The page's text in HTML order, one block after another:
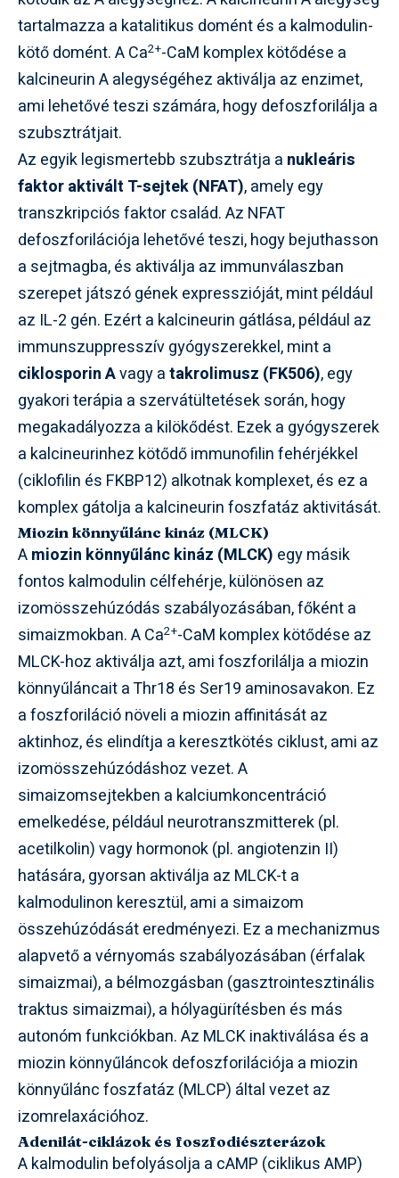
tartalmazza a katalitikus domént és a kalmodulin-
kötő domént. A Ca2+-CaM komplex kötődése a
kalcineurin A alegységéhez aktiválja az enzimet,
ami lehetővé teszi számára, hogy defoszforilálja a
szubsztrátjait.
Az egyik legismertebb szubsztrátja a nukleáris
faktor aktivált T-sejtek (NFAT), amely egy
transzkripciós faktor család. Az NFAT
defoszforilációja lehetővé teszi, hogy bejuthasson
a sejtmagba, és aktiválja az immunválaszban
szerepet játszó gének expresszióját, mint például
az IL-2 gén. Ezért a kalcineurin gátlása, például az
immunszuppresszív gyógyszerekkel, mint a
ciklosporin Avagy atakrolimusz (FK506), egy
gyakori terápia a szervátültetések során, hogy
megakadályozza a kilökődést. Ezek a gyógyszerek
a kalcineurinhez kötődő immunofilin fehérjékkel
(ciklofilin és FKBP12) alkotnak komplexet, és ez a
komplex gátolja a kalcineurin foszfatáz aktivitását.
Miozin könnyűlánc kináz (MLCK)
Amiozin könnyűlánc kináz (MLCK) egy másik
fontos kalmodulin célfehérje, különösen az
izomösszehúzódás szabályozásában, főként a
simaizmokban. A Ca2+-CaM komplex kötődése az
MLCK-hoz aktiválja azt, ami foszforilálja a miozin
könnyűláncait a Thr18 és Ser19 aminosavakon. Ez
a foszforiláció növeli a miozin affinitását az
aktinhoz, és elindítja a keresztkötés ciklust, ami az
izomösszehúzódáshoz vezet. A
simaizomsejtekben a kalciumkoncentráció
emelkedése, például neurotranszmitterek (pl.
acetilkolin) vagy hormonok (pl. angiotenzin II)
hatására, gyorsan aktiválja az MLCK-t a
kalmodulinon keresztül, ami a simaizom
összehúzódását eredményezi. Ez a mechanizmus
alapvető a vérnyomás szabályozásában (érfalak
simaizmai), a bélmozgásban (gasztrointesztinális
traktus simaizmai), a hólyagürítésben és más
autonóm funkciókban. Az MLCK inaktiválása és a
miozin könnyűláncok defoszforilációja a miozin
könnyűlánc foszfatáz (MLCP) által vezet az
izomrelaxációhoz.
Adenilát-ciklázok és foszfodiészterázok
A kalmodulin befolyásolja a cAMP (ciklikus AMP)